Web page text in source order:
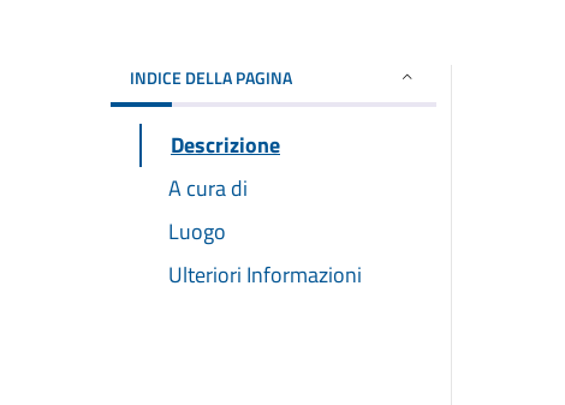
INDICE DELLA PAGINA
Descrizione
A cura di
Luogo
Ulteriori Informazioni